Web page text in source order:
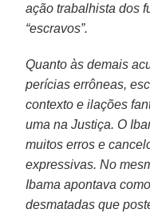
ação trabalhista dos
“escravos”.
Quanto às demais
perícias errôneas,
contexto e ilações
uma na Justiça. O
muitos erros e
expressivas. No
Ibama apontava
desmatadas que